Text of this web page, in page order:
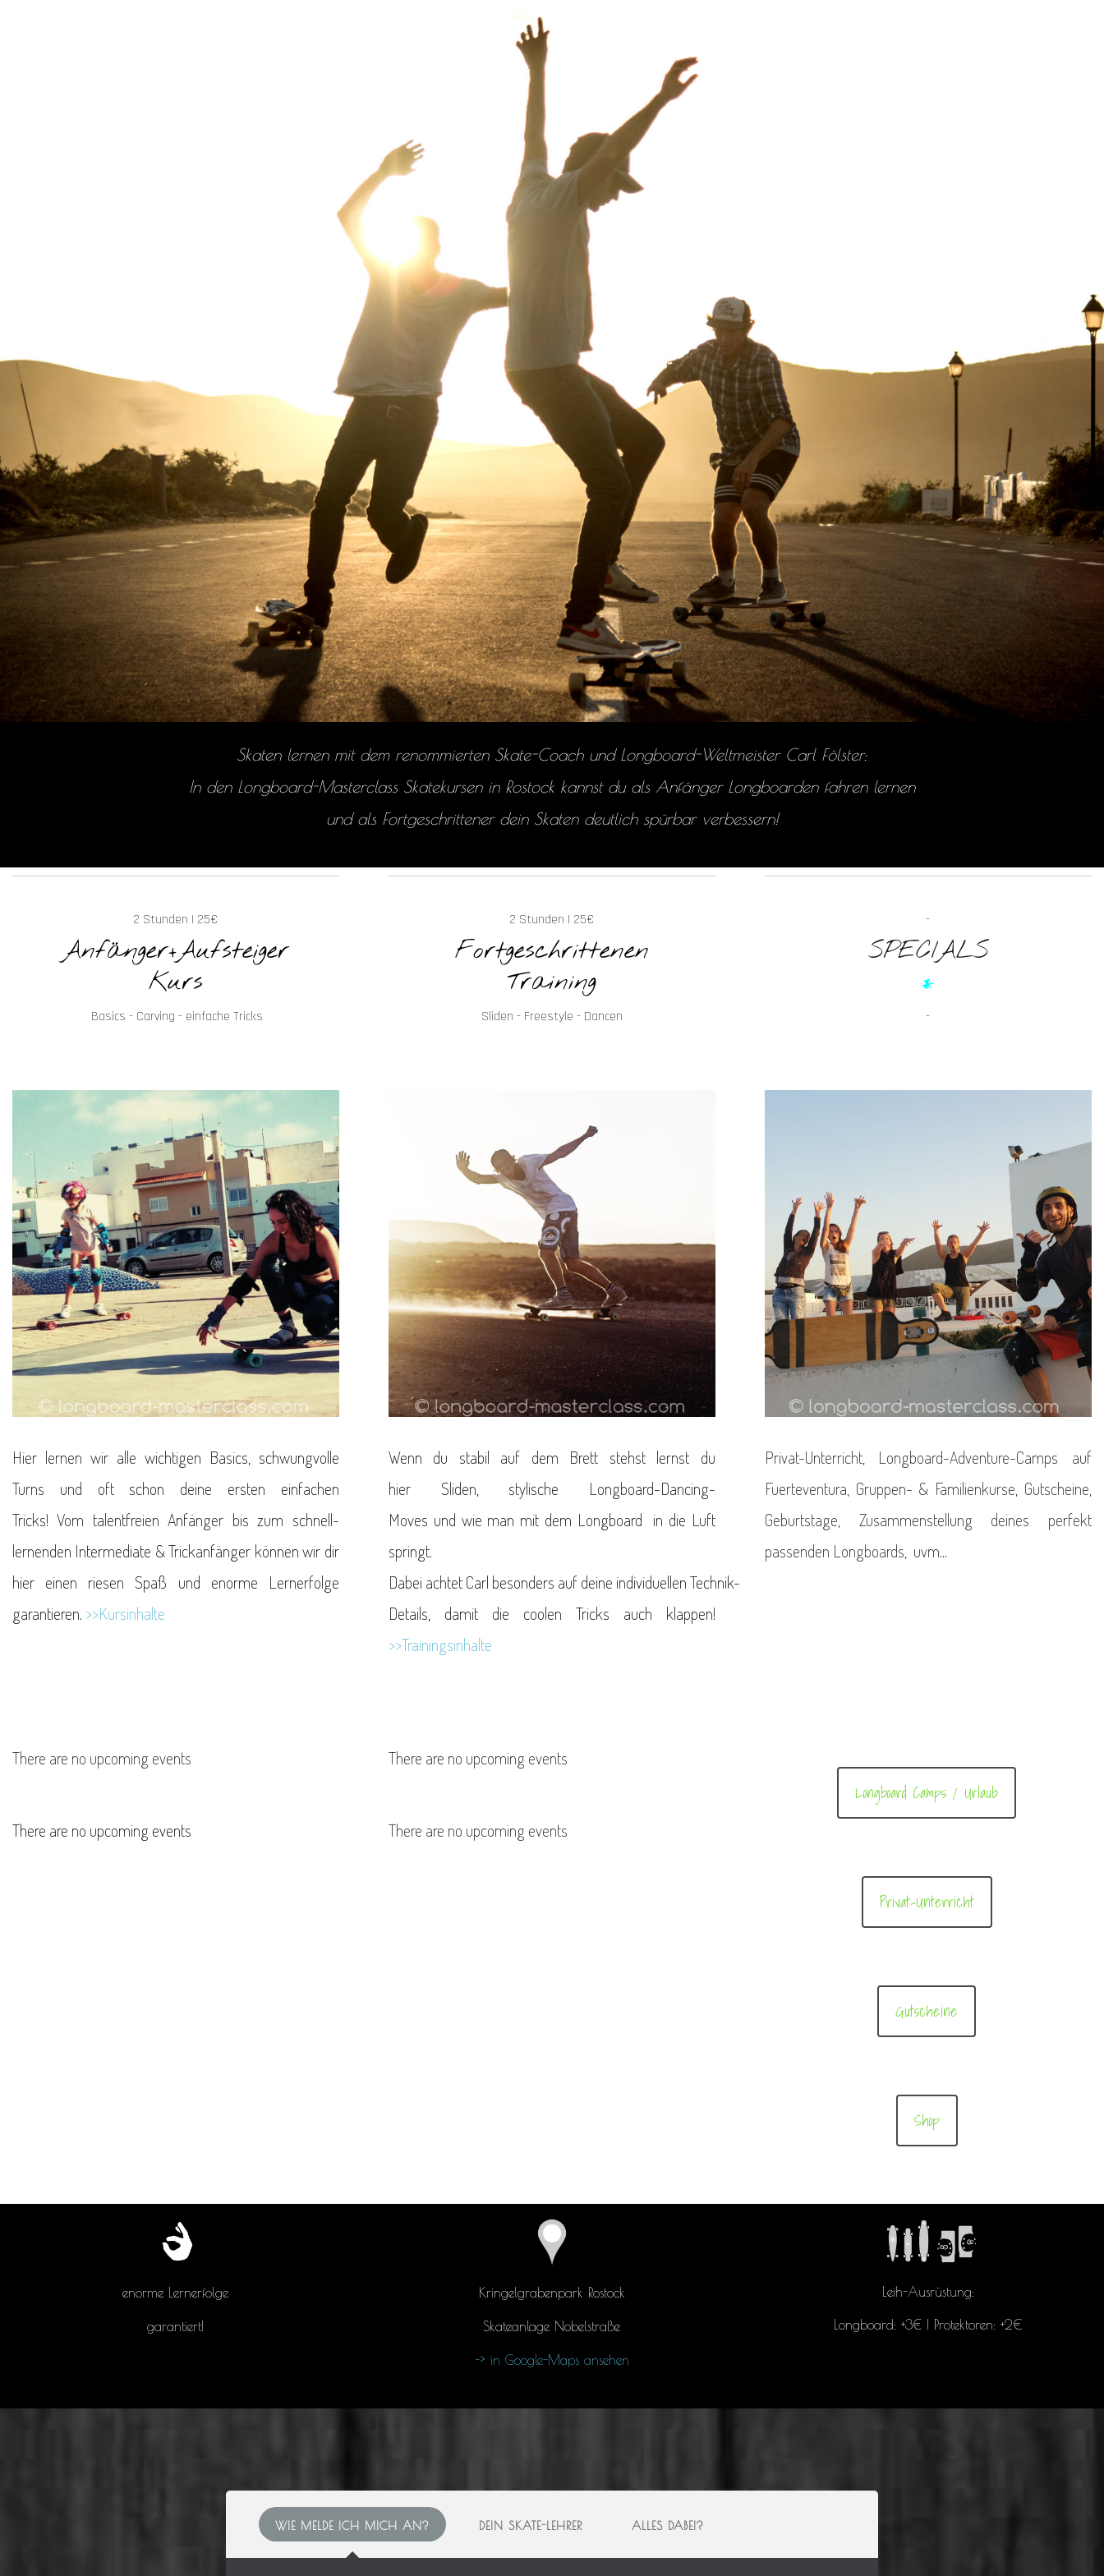
Skaten lernen mit dem renommierten Skate-Coach und Longboard-Weltmeister Carl Fölster:
In den Longboard-Masterclass Skatekursen in Rostock kannst du als Anfänger Longboarden fahren lernen
und als Fortgeschrittener dein Skaten deutlich spürbar verbessern!
2 Stunden | 25€
Anfänger+Aufsteiger
Kurs
Basics - Carving- einfache Tricks
Hier lernen wir alle wichtigen Basics, schwungvolle
Turns und oft schon deine ersten einfachen
Tricks! Vom talentfreien Anfänger bis zum schnell-
lernenden Intermediate & Trickanfänger können wir dir
hier einen riesen Spaß und enorme Lernerfolge
garantieren. >>Kursinhalte
2 Stunden | 25€
Fortgeschrittenen
Training
Sliden - Freestyle - Dancen
Wenn du stabil auf dem Brett stehst lernst du
hier Sliden, stylische Longboard-Dancing-
Moves und wie man mit dem Longboard in die Luft
springt.
Dabei achtet Carl besonders auf deine individuellen Technik-
Details, damit die coolen Tricks auch klappen!
>>Trainingsinhalte
-
SPECIALS
*
-
Privat-Unterricht, Longboard-Adventure-Camps auf
Fuerteventura, Gruppen- & Familienkurse, Gutscheine,
Geburtstage, Zusammenstellung deines perfekt
passenden Longboards, uvm...
There are no upcoming events
There are no upcoming events
There are no upcoming events
There are no upcoming events
Longboard Camps / Urlaub
Privat-Unterricht
Gutscheine
Shop
enorme Lernerfolge
garantiert!
Kringelgrabenpark Rostock
Skateanlage Nobelstraße
-> in Google-Maps ansehen
Leih-Ausrüstung:
Longboard: +3€ | Protektoren: +2€
WIE MELDE ICH MICH AN? DEIN SKATE-LEHRER ALLES DABEI?